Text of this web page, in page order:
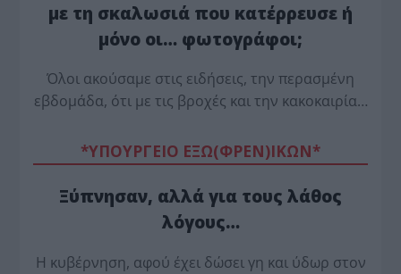
με τη σκαλωσιά που κατέρρευσε ή
μόνο οι… φωτογράφοι;
Όλοι ακούσαμε στις ειδήσεις, την περασμένη
εβδομάδα, ότι με τις βροχές και την κακοκαιρία…
*ΥΠΟΥΡΓΕΙΟ ΕΞΩ(ΦΡΕΝ)ΙΚΩΝ*
Ξύπνησαν, αλλά για τους λάθος
λόγους…
Η κυβέρνηση, αφού έχει δώσει γη και ύδωρ στον